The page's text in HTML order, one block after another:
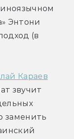
Энтони
(в
Караев
звучит
заменить